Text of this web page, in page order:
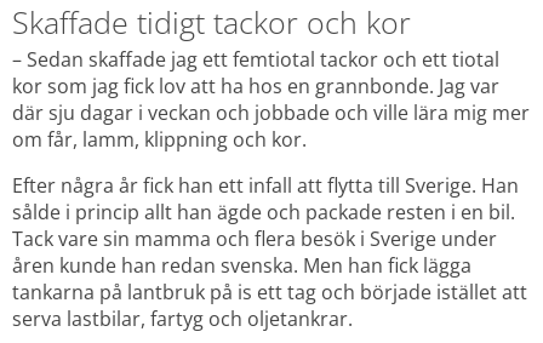
Skaffade tidigt tackor och kor
– Sedan skaffade jag ett femtiotal tackor och ett tiotal
kor som jag fick lov att ha hos en grannbonde. Jag var
där sju dagar i veckan och jobbade och ville lära mig mer
om får, lamm, klippning och kor.
Efter några år fick han ett infall att flytta till Sverige. Han
sålde i princip allt han ägde och packade resten i en bil.
Tack vare sin mamma och flera besök i Sverige under
åren kunde han redan svenska. Men han fick lägga
tankarna på lantbruk på is ett tag och började istället att
serva lastbilar, fartyg och oljetankrar.